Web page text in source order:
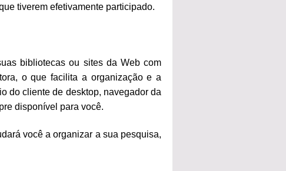
tiverem efetivamente participado.
bibliotecas ou sites da Web com
o que facilita a organização e a
do cliente de desktop, navegador da
disponível para você.
você a organizar a sua pesquisa,